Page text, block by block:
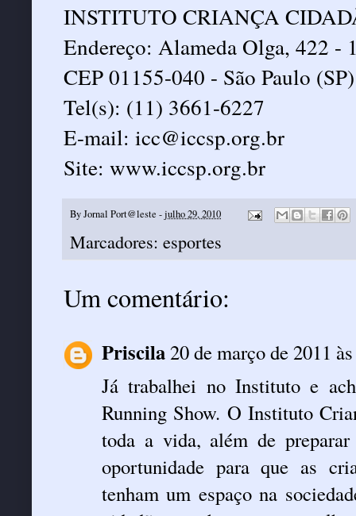
INSTITUTO CRIANÇA
Endereço: Alameda Olga, 422 -
CEP 01155-040 - São Paulo (SP)
Tel(s): (11) 3661-6227
E-mail: icc@iccsp.org.br
Site: www.iccsp.org.br
ByJornal Port@leste -julho 29, 2010
Marcadores: esportes
Um comentário:
Priscila20 de março de 2011
Já trabalhei no Instituto e
Running Show. O Instituto
toda a vida, além de
oportunidade para que as
tenham um espaço na